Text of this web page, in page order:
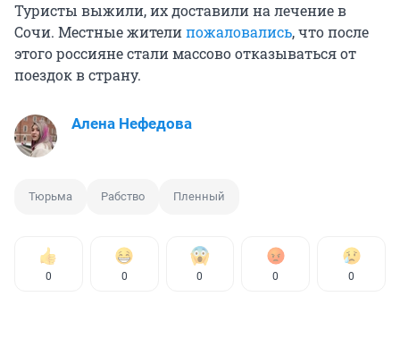
Туристы выжили, их доставили на лечение в
Сочи. Местные жителипожаловались, что после
этого россияне стали массово отказываться от
поездок в страну.
Алена Нефедова
Тюрьма Рабство Пленный
0 0 0 0 0